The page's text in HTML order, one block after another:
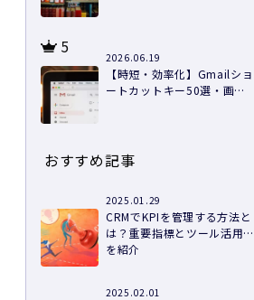
5
2026.06.19
【時短・効率化】Gmailショ
ートカットキー50選・画像
おすすめ記事
2025.01.29
CRMでKPIを管理する方法と
は？重要指標とツール活用例
を紹介
2025.02.01